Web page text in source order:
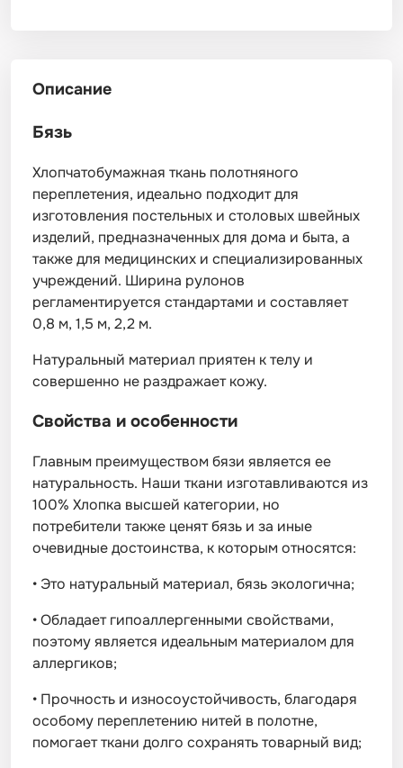
Описание
Бязь
Хлопчатобумажная ткань полотняного
переплетения, идеально подходит для
изготовления постельных и столовых швейных
изделий, предназначенных для дома и быта, а
также для медицинских и специализированных
учреждений. Ширина рулонов
регламентируется стандартами и составляет
0,8 м, 1,5 м, 2,2 м.
Натуральный материал приятен к телу и
совершенно не раздражает кожу.
Свойства и особенности
Главным преимуществом бязи является ее
натуральность. Наши ткани изготавливаются из
100% Хлопка высшей категории, но
потребители также ценят бязь и за иные
очевидные достоинства, к которым относятся:
• Это натуральный материал, бязь экологична;
•Обладает гипоаллергенными свойствами,
поэтому является идеальным материалом для
аллергиков;
• Прочность и износоустойчивость, благодаря
особому переплетению нитей в полотне,
помогает ткани долго сохранять товарный вид;